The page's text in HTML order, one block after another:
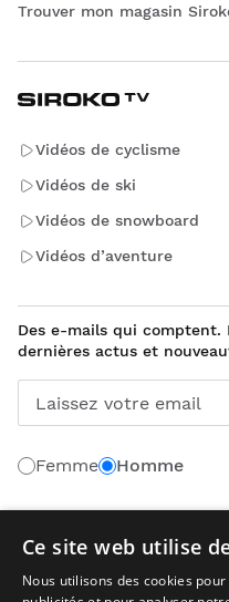
Trouver mon magasin
Vidéos de cyclisme
Vidéos de ski
Vidéos de snowboard
Vidéos d’aventure
Des e-mails qui comptent.
dernières actus et
Laissez votre email
Femme Homme
FRANÇAIS
Ce site web utilise
Nous utilisons des cookies